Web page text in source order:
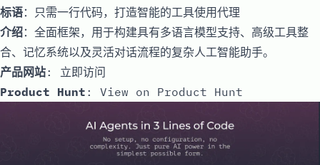
标语：只需一行代码，打造智能的工具使用代理
介绍：全面框架，用于构建具有多语言模型支持、高级工具整
合、记忆系统以及灵活对话流程的复杂人工智能助手。
产品网站: 立即访问
Product Hunt : View on Product Hunt